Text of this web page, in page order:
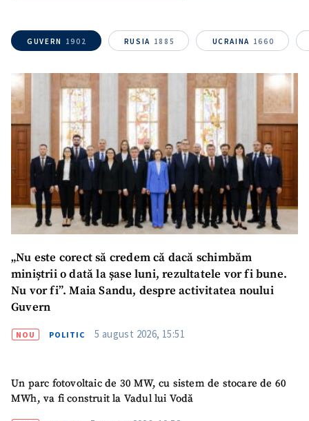
GUVERN 1902 RUSIA 1885 UCRAINA 1660
„Nu este corect să credem că dacă schimbăm
miniștrii o dată la șase luni, rezultatele vor fi bune.
Nu vor fi”. Maia Sandu, despre activitatea noului
Guvern
NOU POLITIC 5 august 2026, 15:51
Un parc fotovoltaic de 30 MW, cu sistem de stocare de 60
MWh, va fi construit la Vadul lui Vodă